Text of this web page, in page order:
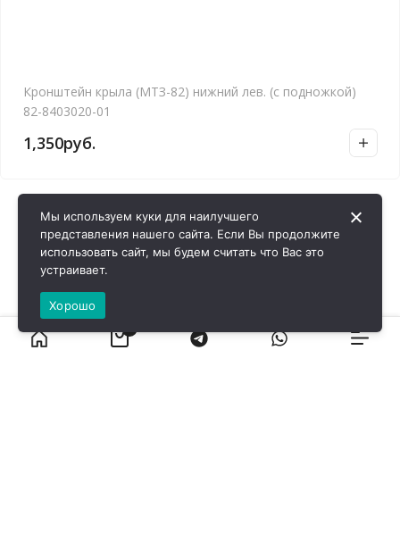
Кронштейн крыла (МТЗ-82) нижний лев. (с подножкой)
82-8403020-01
1,350руб.
Мы используем куки для наилучшего
представления нашего сайта. Если Вы продолжите
использовать сайт, мы будем считать что Вас это
устраивает.
Хорошо